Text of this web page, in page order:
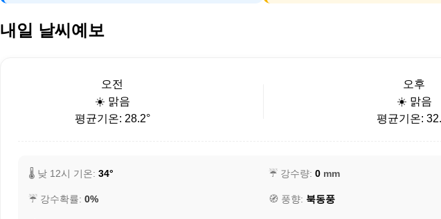
내일 날씨예보
오전
☀️ 맑음
평균기온: 28.2°
오후
☀️ 맑음
평균기온:
🌡️ 낮 12시 기온: 34° ☔ 강수량: 0 mm
☔ 강수확률: 0% 🧭 풍향: 북동풍